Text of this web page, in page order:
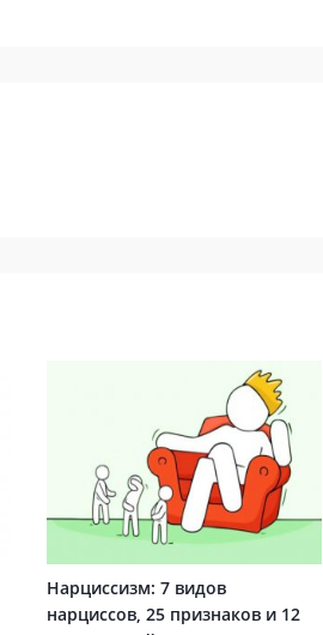
Нарциссизм: 7 видов
нарциссов, 25 признаков и 12